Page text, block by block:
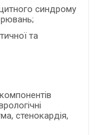
синдрому
та
стенокардія,